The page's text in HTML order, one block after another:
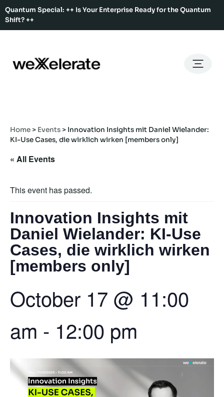
Quantum Special: ++ Is Your Enterprise Ready for the Quantum
Shift? ++
Ecosystem
Event Calendar
About Us
Back
Co-Working
Membership
Back
Ecosystem Map
Back
Our Team
Press Kit
Home > Events > Innovation Insights mit Daniel Wielander:
KI-Use Cases, die wirklich wirken [members only]
« All Events
This event has passed.
Innovation Insights mit
Daniel Wielander: KI-Use
Cases, die wirklich wirken
[members only]
October 17 @ 11:00
am - 12:00 pm